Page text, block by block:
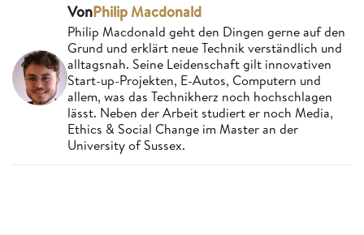
VonPhilip Macdonald
Philip Macdonald geht den Dingen gerne auf den
Grund und erklärt neue Technik verständlich und
alltagsnah. Seine Leidenschaft gilt innovativen
Start-up-Projekten, E-Autos, Computern und
allem, was das Technikherz noch hochschlagen
lässt. Neben der Arbeit studiert er noch Media,
Ethics & Social Change im Master an der
University of Sussex.